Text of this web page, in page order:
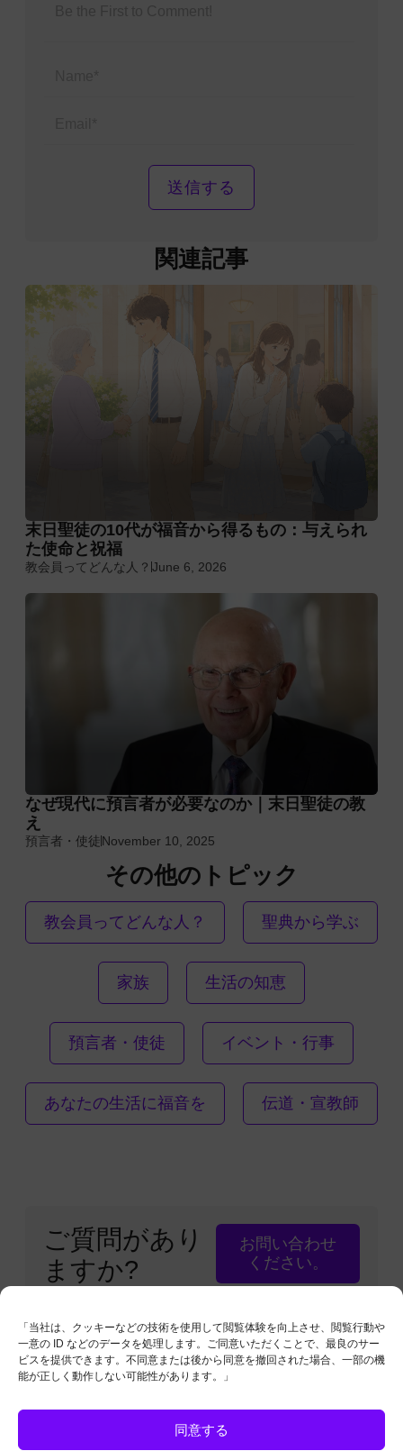
「当社は、クッキーなどの技術を使用して閲覧体験を向上させ、閲覧行動や
一意の ID などのデータを処理します。ご同意いただくことで、最良のサー
ビスを提供できます。不同意または後から同意を撤回された場合、一部の機
能が正しく動作しない可能性があります。」
同意する
関連記事
末日聖徒の10代が福音から得るもの：与えられ
た使命と祝福
教会員ってどんな人？ June 6, 2026
なぜ現代に預言者が必要なのか｜末日聖徒の教
え
預言者・使徒November 10, 2025
その他のトピック
教会員ってどんな人？ 聖典から学ぶ
家族 生活の知恵
預言者・使徒 イベント・行事
あなたの生活に福音を 伝道・宣教師
ご質問があり
ますか?
お問い合わせ
ください。
無断での複写・転載を禁止します。信仰プラス